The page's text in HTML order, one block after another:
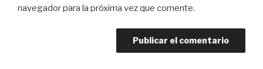
navegador para la próxima vez que comente.